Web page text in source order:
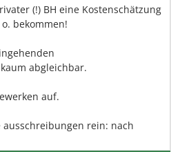
(!) BH eine Kostenschätzung
bekommen!
abgleichbar.
auf.
rein: nach